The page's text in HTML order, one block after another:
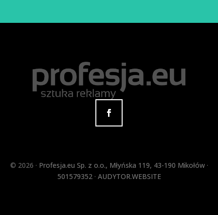
© 2026 · Profesja.eu Sp. z o.o., Młyńska 119, 43-190 Mikołów·
501579352· AUDYTOR.WEBSITE